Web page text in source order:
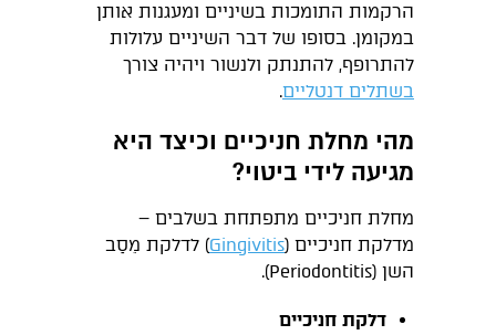
הרקמות התומכות בשיניים ומעגנות אותן
במקומן. בסופו של דבר השיניים עלולות
להתרופף, להתנתק ולנשור ויהיה צורך
בשתלים דנטליים.
מהי מחלת חניכיים וכיצד היא
מגיעה לידי ביטוי?
מחלת חניכיים מתפתחת בשלבים –
מדלקת חניכיים (Gingivitis) לדלקת מֵסַב
השן (Periodontitis).
דלקת חניכיים